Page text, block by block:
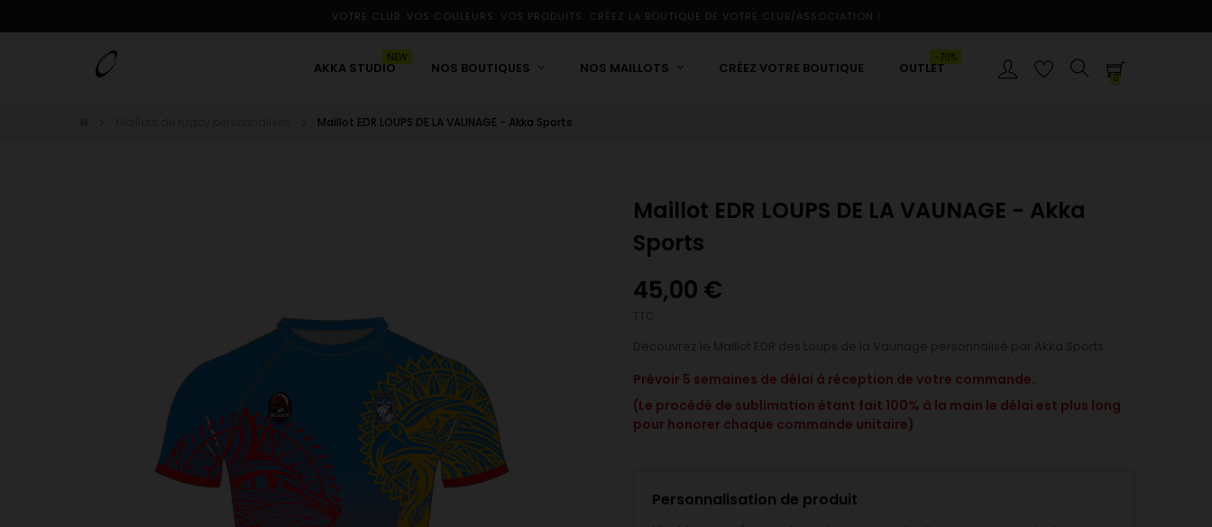
VOTRE CLUB. VOS COULEURS. VOS PRODUITS. CRÉEZ LA BOUTIQUE DE VOTRE CLUB/ASSOCIATION !
AKKA STUDIO
NEW
NOS BOUTIQUES NOS MAILLOTS CRÉEZ VOTRE BOUTIQUE OUTLET
-70%
0
Maillot EDR LOUPS DE LA VAUNAGE - Akka Sports
Maillot EDR LOUPS DE LA VAUNAGE - Akka
Sports
45,00 €
Prévoir 5 semaines de délai à réception de votre commande.
(Le procédé de sublimation étant fait 100% à la main le délai est plus long
pour honorer chaque commande unitaire)
Personnalisation de produit